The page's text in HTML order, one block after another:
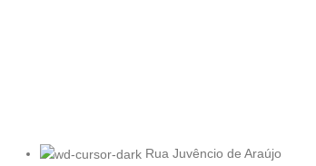
Rua Juvêncio de Araújo